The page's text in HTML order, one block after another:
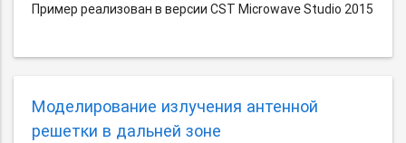
Пример реализован в версии CST Microwave Studio 2015
Моделирование излучения антенной
решетки в дальней зоне